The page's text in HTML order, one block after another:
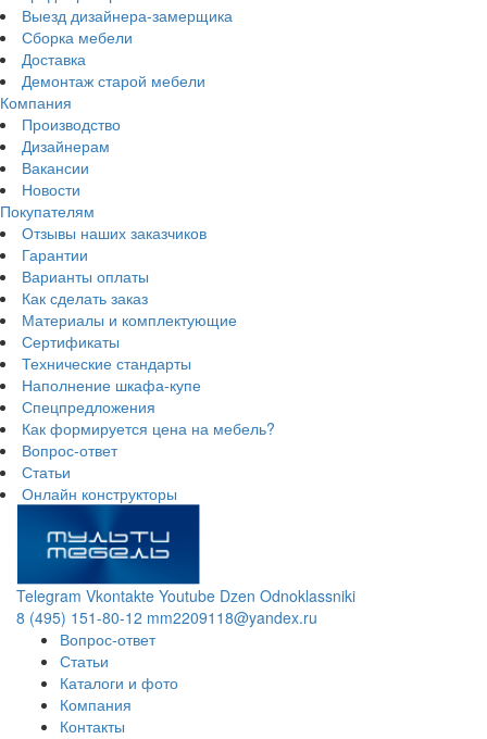
Выезд дизайнера-замерщика
Сборка мебели
Доставка
Демонтаж старой мебели
Компания
Производство
Дизайнерам
Вакансии
Новости
Покупателям
Отзывы наших заказчиков
Гарантии
Варианты оплаты
Как сделать заказ
Материалы и комплектующие
Сертификаты
Технические стандарты
Наполнение шкафа-купе
Спецпредложения
Как формируется цена на мебель?
Вопрос-ответ
Статьи
Онлайн конструкторы
Telegram Vkontakte Youtube Dzen Odnoklassniki
8 (495) 151-80-12 mm2209118@yandex.ru
Вопрос-ответ
Статьи
Каталоги и фото
Компания
Контакты